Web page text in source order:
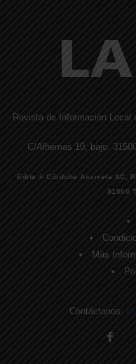
Revista de Información Local
C/Alhemas 10, bajo.
Edita © Córdoba Acarreta AC,
31500
Más
Contáctanos: